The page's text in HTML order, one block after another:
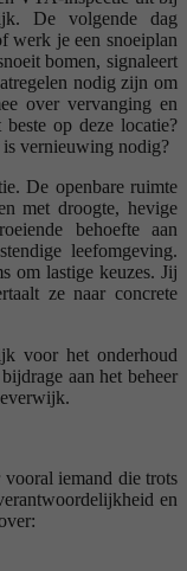
De volgende dag
werk je een snoeiplan
bomen, signaleert
nodig zijn om
over vervanging en
op deze locatie?
vernieuwing nodig?
De openbare ruimte
met droogte, hevige
behoefte aan
leefomgeving.
om lastige keuzes. Jij
ze naar concrete
voor het onderhoud
aan het beheer
iemand die trots
en